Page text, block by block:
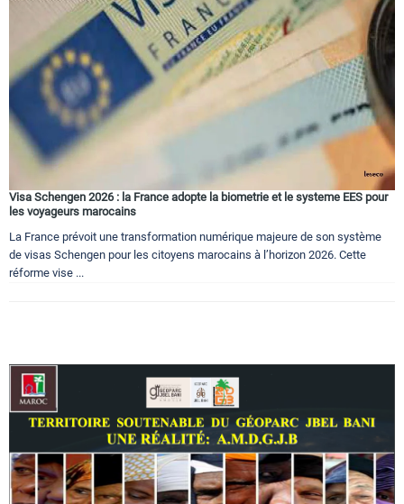
Circuits touristiques
Tourisme
Régions
Hotels
Evenements
Visa Schengen 2026 : la France adopte la biometrie et le systeme EES pour
les voyageurs marocains
La France prévoit une transformation numérique majeure de son système
de visas Schengen pour les citoyens marocains à l’horizon 2026. Cette
réforme vise ...